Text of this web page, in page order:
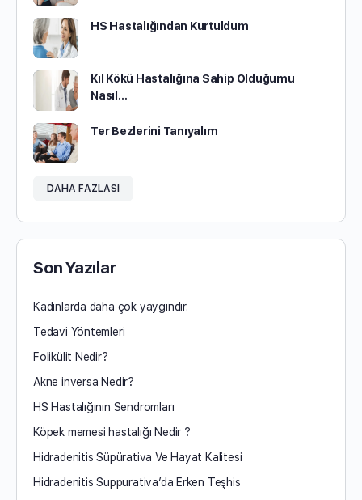
HS Hastalığından Kurtuldum
Kıl Kökü Hastalığına Sahip Olduğumu
Nasıl…
Ter Bezlerini Tanıyalım
DAHA FAZLASI
Son Yazılar
Kadınlarda daha çok yaygındır.
Tedavi Yöntemleri
Folikülit Nedir?
Akne inversa Nedir?
HS Hastalığının Sendromları
Köpek memesi hastalığı Nedir ?
Hidradenitis Süpürativa Ve Hayat Kalitesi
Hidradenitis Suppurativa’da Erken Teşhis